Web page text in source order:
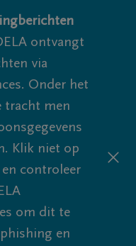
ontvangt
via
Onder het
tracht men
Klik niet op
controleer
om dit te
en